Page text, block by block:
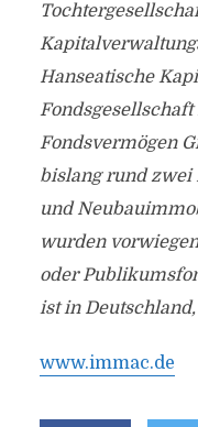
Hanseatische
Fondsgesellschaft
Fondsvermögen
bislang rund zwei
und
wurden
oder
ist in
www.immac.de